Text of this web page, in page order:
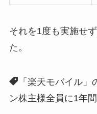
それを1度も実施せ
た。
「楽天モバイル
ン株主様全員に1年